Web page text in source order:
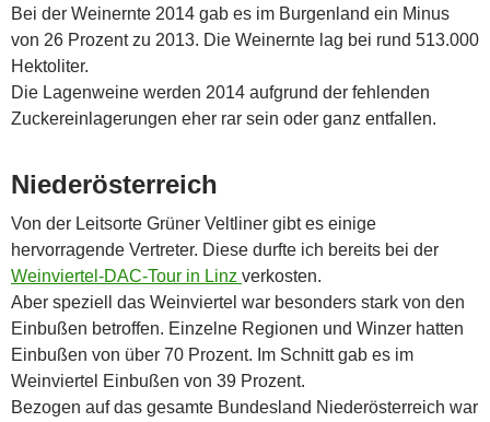
Bei der Weinernte 2014 gab es im Burgenland ein Minus
von 26 Prozent zu 2013. Die Weinernte lag bei rund 513.000
Hektoliter.
Die Lagenweine werden 2014 aufgrund der fehlenden
Zuckereinlagerungen eher rar sein oder ganz entfallen.
Niederösterreich
Von der Leitsorte Grüner Veltliner gibt es einige
hervorragende Vertreter. Diese durfte ich bereits bei der
Weinviertel-DAC-Tour in Linz verkosten.
Aber speziell das Weinviertel war besonders stark von den
Einbußen betroffen. Einzelne Regionen und Winzer hatten
Einbußen von über 70 Prozent. Im Schnitt gab es im
Weinviertel Einbußen von 39 Prozent.
Bezogen auf das gesamte Bundesland Niederösterreich war